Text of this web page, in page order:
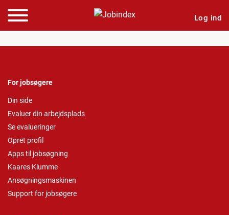
Log ind
For jobsøgere
Din side
Evaluer din arbejdsplads
Se evalueringer
Opret profil
Apps til jobsøgning
Kaares Klumme
Ansøgningsmaskinen
Support for jobsøgere